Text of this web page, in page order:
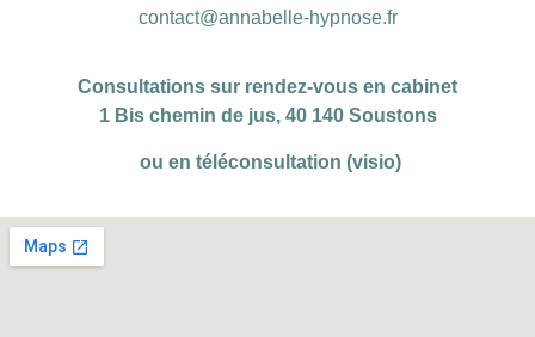
contact@annabelle-hypnose.fr
Consultations sur rendez-vous en cabinet
1 Bis chemin de jus, 40 140 Soustons
ou en téléconsultation (visio)